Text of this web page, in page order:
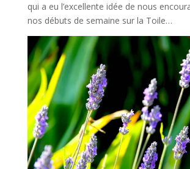
qui a eu l’excellente idée de nous
nos débuts de semaine sur la Toile…